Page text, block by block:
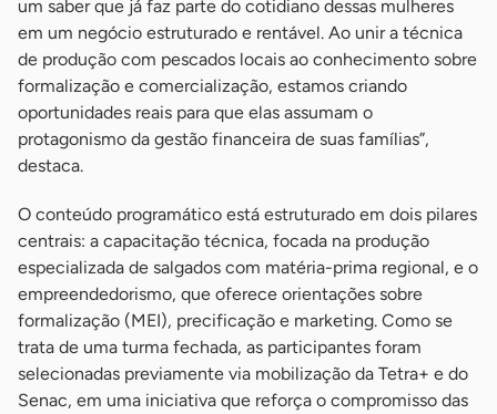
um saber que já faz parte do cotidiano dessas mulheres
em um negócio estruturado e rentável. Ao unir a técnica
de produção com pescados locais ao conhecimento sobre
formalização e comercialização, estamos criando
oportunidades reais para que elas assumam o
protagonismo da gestão financeira de suas famílias”,
destaca.
O conteúdo programático está estruturado em dois pilares
centrais: a capacitação técnica, focada na produção
especializada de salgados com matéria-prima regional, e o
empreendedorismo, que oferece orientações sobre
formalização (MEI), precificação e marketing. Como se
trata de uma turma fechada, as participantes foram
selecionadas previamente via mobilização da Tetra+ e do
Senac, em uma iniciativa que reforça o compromisso das